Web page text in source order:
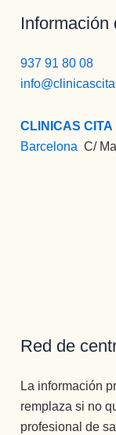
Información
937 91 80 08
CLINICAS CITA
Barcelona :C/
Red de
La información
remplaza si no
profesional de